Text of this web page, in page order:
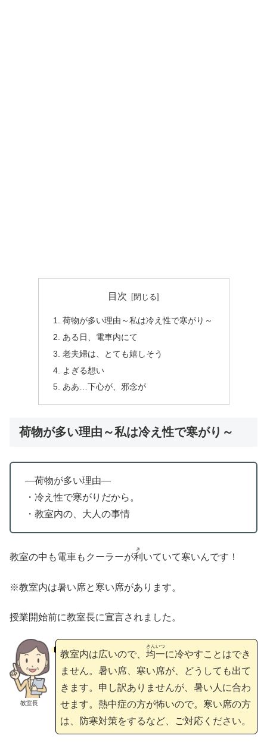
目次
荷物が多い理由～私は冷え性で寒がり～
ある日、電車内にて
老夫婦は、とても嬉しそう
よぎる想い
ああ…下心が、邪念が
荷物が多い理由～私は冷え性で寒がり～
―荷物が多い理由―
・冷え性で寒がりだから。
・教室内の、大人の事情
教室の中も電車もクーラーが利
き
いていて寒いんです！
※教室内は暑い席と寒い席があります。
授業開始前に教室長に宣言されました。
教室長
教室内は広いので、 均一
きんいつ
に冷やすことはでき
ません。暑い席、寒い席が、どうしても出て
きます。申し訳ありませんが、暑い人に合わ
せます。熱中症の方が怖いので。寒い席の方
は、防寒対策をするなど、ご対応ください。